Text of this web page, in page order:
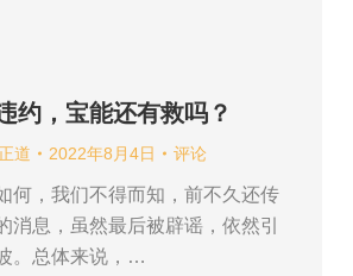
约，宝能还有救吗？
道 2022年8月4日 评论
何，我们不得而知，前不久还传
消息，虽然最后被辟谣，依然引
。总体来说，…